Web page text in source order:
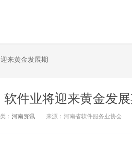
来黄金发展期
软件业将迎来黄金发展
： 河南资讯 来源：河南省软件服务业协会